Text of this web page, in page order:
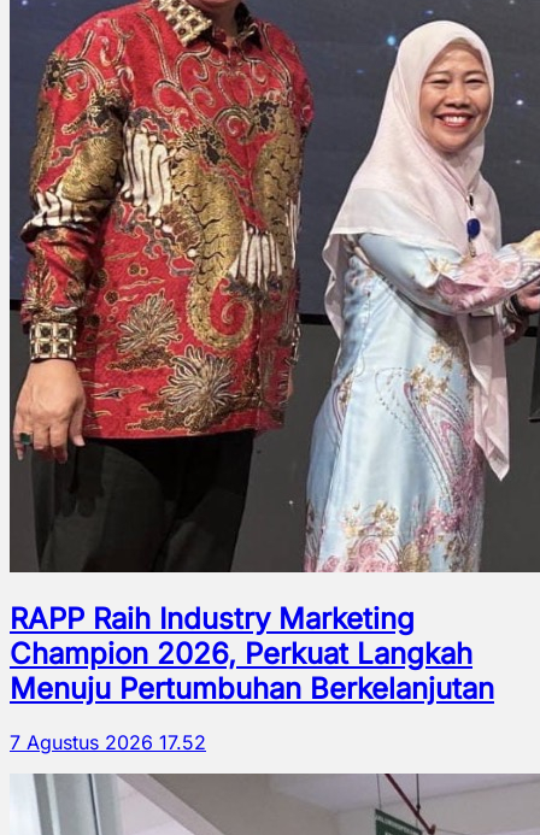
RAPP Raih Industry Marketing
Champion 2026, Perkuat Langkah
Menuju Pertumbuhan Berkelanjutan
7 Agustus 2026 17.52